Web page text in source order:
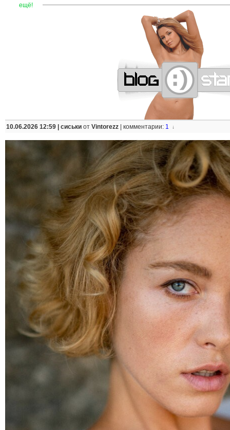
ещё! ——————————————————————
10.06.2026 12:59 | сиськи от Vintorezz комментарии: 1 ↓